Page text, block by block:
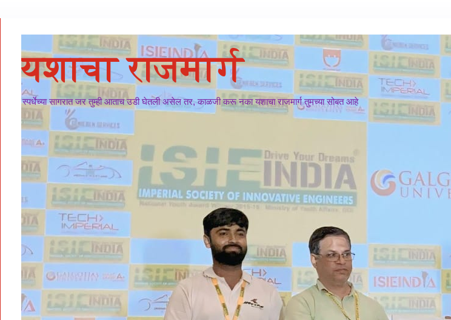
यशाचा राजमार्ग
स्पर्धेच्या सागरात जर तुम्ही आताच उडी घेतली असेल तर, काळजी करू नका यशाचा राजमार्ग तुमच्या सोबत आहे